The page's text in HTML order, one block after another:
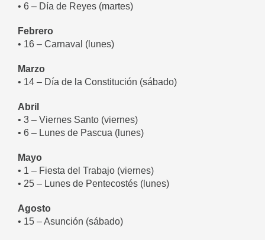
• 6 – Día de Reyes (martes)
Febrero
• 16 – Carnaval (lunes)
Marzo
• 14 – Día de la Constitución (sábado)
Abril
• 3 – Viernes Santo (viernes)
• 6 – Lunes de Pascua (lunes)
Mayo
• 1 – Fiesta del Trabajo (viernes)
• 25 – Lunes de Pentecostés (lunes)
Agosto
• 15 – Asunción (sábado)